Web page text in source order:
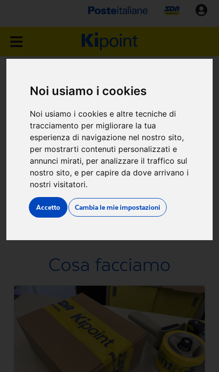
Noi usiamo i cookies
Noi usiamo i cookies e altre tecniche di
tracciamento per migliorare la tua
esperienza di navigazione nel nostro sito,
per mostrarti contenuti personalizzati e
annunci mirati, per analizzare il traffico sul
nostro sito, e per capire da dove arrivano i
nostri visitatori.
Accetto Cambia le mie impostazioni
TRIESTE (TS)
Via Giulia, 10C
Dove siamo
Cosa facciamo